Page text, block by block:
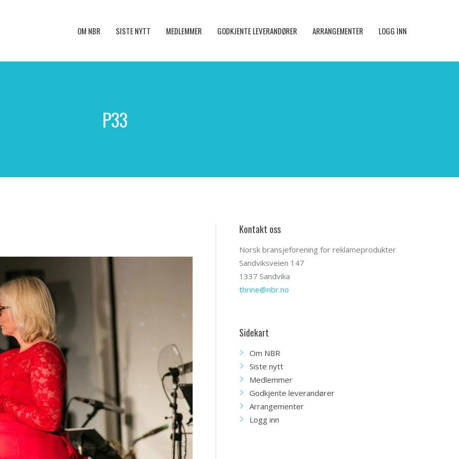
OM NBR SISTE NYTT MEDLEMMER GODKJENTE LEVERANDØRER ARRANGEMENTER LOGG INN
P33
Kontakt oss
Norsk bransjeforening for reklameprodukter
Sandviksveien 147
1337 Sandvika
thrine@nbr.no
Sidekart
Om NBR
Siste nytt
Medlemmer
Godkjente leverandører
Arrangementer
Logg inn